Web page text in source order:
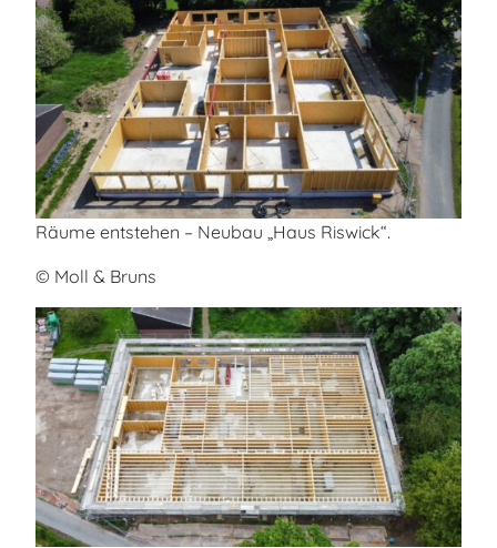
Räume entstehen – Neubau „Haus Riswick“.
© Moll & Bruns